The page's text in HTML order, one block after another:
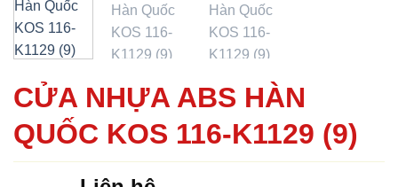
CỬA NHỰA ABS HÀN
QUỐC KOS 116-K1129 (9)